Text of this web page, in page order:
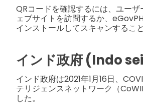
QRコードを確認するには、ユー
ェブサイトを訪問するか、
インストールしてスキャンするこ
インド政府 (Indo
インド政府は2021年1月16日、
テリジェンスネットワーク（
した。